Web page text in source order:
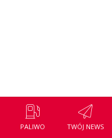
PALIWO TWÓJ NEWS